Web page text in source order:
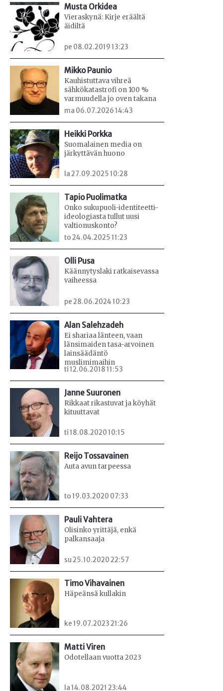
Musta Orkidea
Vieraskynä: Kirje eräältä
äidiltä
pe 08.02.2019 13:23
Mikko Paunio
Kauhistuttava vihreä
sähkökatastrofi on 100 %
varmuudella jo oven takana
ma 06.07.2026 14:43
Heikki Porkka
Suomalainen media on
järkyttävän huono
la 27.09.2025 10:28
Tapio Puolimatka
Onko sukupuoli-identiteetti-
ideologiasta tullut uusi
valtionuskonto?
to 24.04.2025 11:23
Olli Pusa
Käännytyslaki ratkaisevassa
vaiheessa
pe 28.06.2024 10:23
Alan Salehzadeh
Ei shariaa länteen, vaan
länsimaiden tasa-arvoinen
lainsäädäntö
muslimimaihin
ti 12.06.2018 11:53
Janne Suuronen
Rikkaat rikastuvat ja köyhät
kituuttavat
ti 18.08.2020 10:15
Reijo Tossavainen
Auta avun tarpeessa
to 19.03.2020 07:33
Pauli Vahtera
Olisinko yrittäjä, enkä
palkansaaja
su 25.10.2020 22:57
Timo Vihavainen
Häpeänsä kullakin
ke 19.07.2023 21:26
Matti Viren
Odotellaan vuotta 2023
la 14.08.2021 23:44